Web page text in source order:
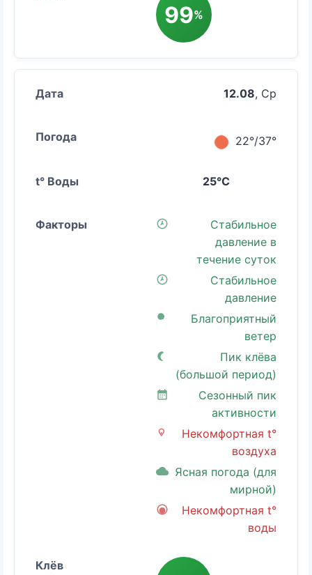
99%
12.08, Ср
22°/37°
25°C
Стабильное
давление в
течение суток
Стабильное
давление
Благоприятный
ветер
Пик клёва
(большой период)
Сезонный пик
активности
Некомфортная t°
воздуха
Ясная погода (для
мирной)
Некомфортная t°
воды